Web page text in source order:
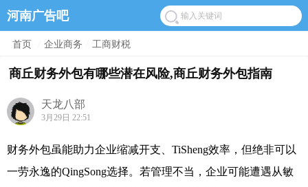
河南广告吧
首页 企业商务 工商财税
商丘财务外包有哪些潜在风险,商丘财务外包指南
天龙八部
3月29日 22:51
财务外包虽能助力企业缩减开支、TiSheng效率，但绝非可以
一劳永逸的QingSong选择。若管理不当，企业可能遭遇从敏